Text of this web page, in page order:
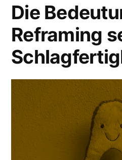
Die
Reframing